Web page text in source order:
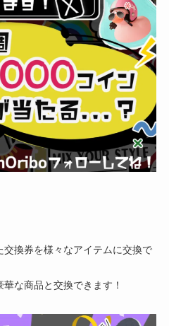
換券を様々なアイテムに交換で
な商品と交換できます！